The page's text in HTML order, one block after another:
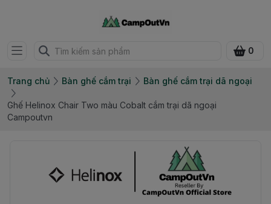
0
Trang chủ Bàn ghế cắm trại Bàn ghế cắm trại dã ngoại
Ghế Helinox Chair Two màu Cobalt cắm trại dã ngoại
Campoutvn